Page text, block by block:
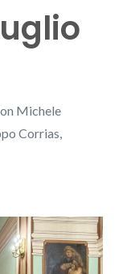
Michele
Corrias,